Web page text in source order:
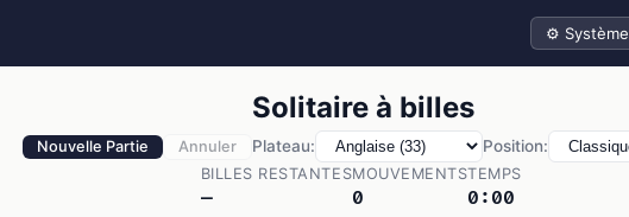
Thème
Solitaire à billes
Nouvelle Partie Annuler Plateau: Position:
BILLES RESTANTES
—
MOUVEMENTS
0
TEMPS
0:00